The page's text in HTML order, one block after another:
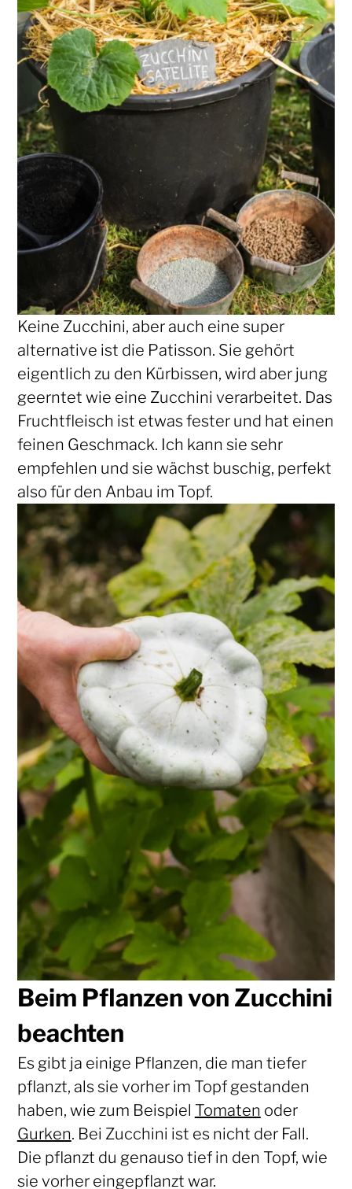
Keine Zucchini, aber auch eine super
alternative ist die Patisson. Sie gehört
eigentlich zu den Kürbissen, wird aber jung
geerntet wie eine Zucchini verarbeitet. Das
Fruchtfleisch ist etwas fester und hat einen
feinen Geschmack. Ich kann sie sehr
empfehlen und sie wächst buschig, perfekt
also für den Anbau im Topf.
Beim Pflanzen von Zucchini
beachten
Es gibt ja einige Pflanzen, die man tiefer
pflanzt, als sie vorher im Topf gestanden
haben, wie zum Beispiel Tomaten oder
Gurken. Bei Zucchini ist es nicht der Fall.
Die pflanzt du genauso tief in den Topf, wie
sie vorher eingepflanzt war.